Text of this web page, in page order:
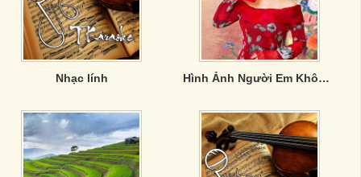
Nhạc lính Hình Ảnh Người Em Không Đợi - Lưu Ánh Loan